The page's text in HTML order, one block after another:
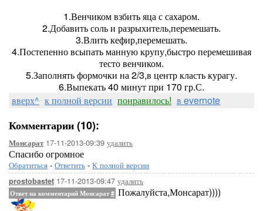
1.Венчиком взбить яца с сахаром.
2.Добавить соль и разрыхитель,перемешать.
3.Влить кефир,перемешать.
4.Постепенно всыпать манную крупу,быстро перемешивая
тесто венчиком.
5.Заполнять формочки на 2/3,в центр класть курагу.
6.Выпекать 40 минут при 170 гр.С.
вверх^ к полной версии понравилось! в evernote
Комментарии (10):
Монсарат17-11-2013-09:39 удалить
Спасибо огромное
Обратиться - Ответить - К полной версии
prostobastet 17-11-2013-09:47 удалить
Ответ на комментарий Монсарат# Пожалуйста,Монсарат))))